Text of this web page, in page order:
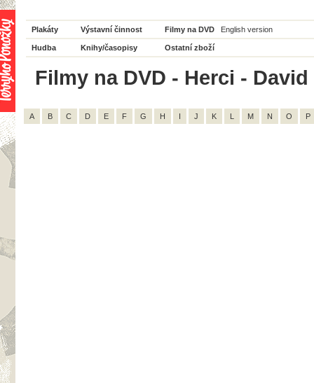
Plakáty Výstavní činnost Filmy na DVD English version
Hudba Knihy/časopisy Ostatní zboží
Filmy na DVD - Herci -
A B C D E F G H I J K L M N O P